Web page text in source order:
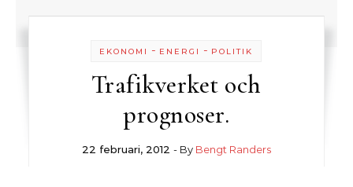
EKONOMI - ENERGI - POLITIK
Trafikverket och
prognoser.
22 februari, 2012 - By Bengt Randers